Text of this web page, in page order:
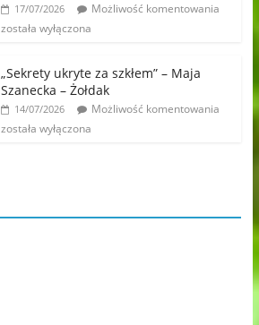
17/07/2026
Możliwość komentowania
została wyłączona
„Sekrety ukryte za szkłem” – Maja
Szanecka – Żołdak
14/07/2026
Możliwość komentowania
została wyłączona